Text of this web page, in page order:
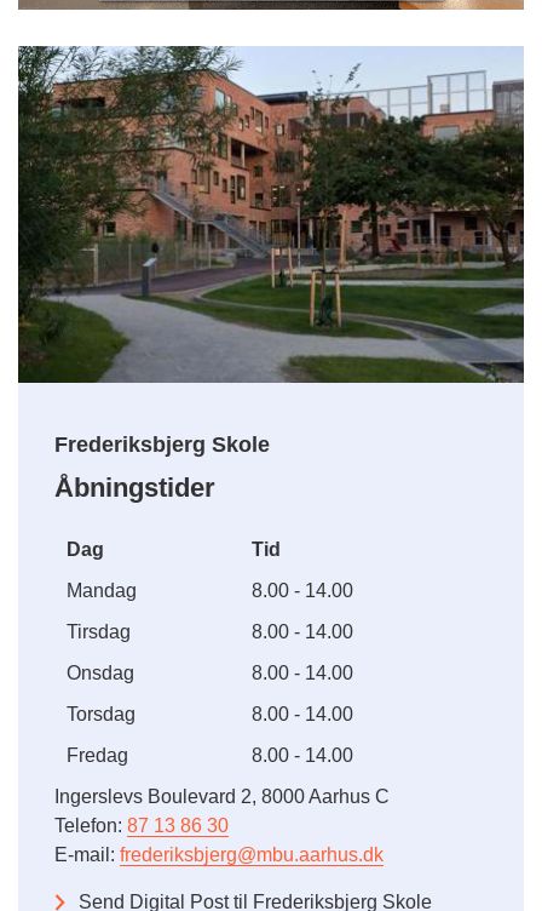
Frederiksbjerg Skole
Åbningstider
Dag
Tid
Mandag
8.00 - 14.00
Tirsdag
8.00 - 14.00
Onsdag
8.00 - 14.00
Torsdag
8.00 - 14.00
Fredag
8.00 - 14.00
Ingerslevs Boulevard 2, 8000 Aarhus C
Telefon: 87 13 86 30
E-mail: frederiksbjerg@mbu.aarhus.dk
Send Digital Post til Frederiksbjerg Skole